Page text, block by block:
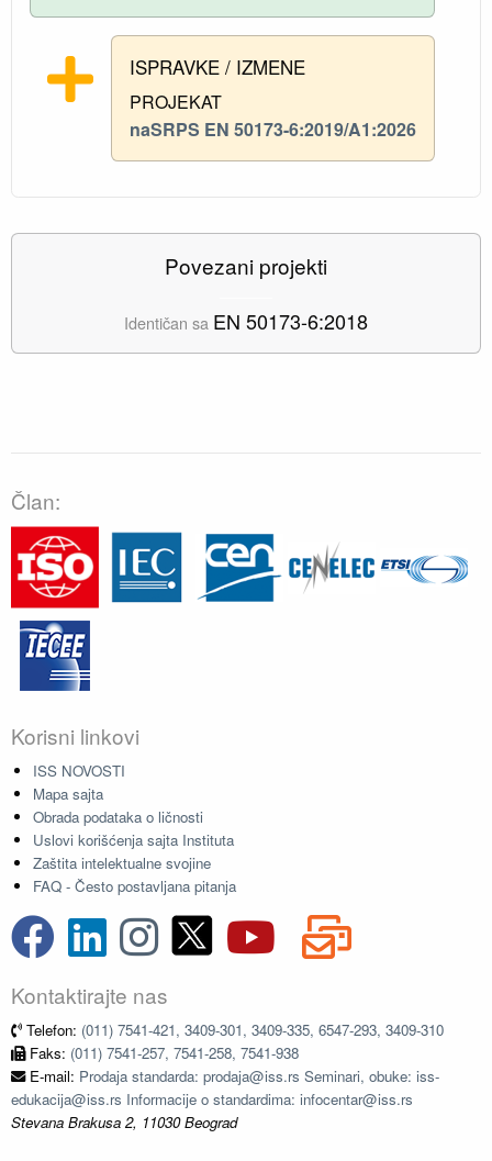
ISPRAVKE / IZMENE
PROJEKAT
naSRPS EN 50173-6:2019/A1:2026
Povezani projekti
Identičan sa EN 50173-6:2018
Član:
Korisni linkovi
ISS NOVOSTI
Mapa sajta
Obrada podataka o ličnosti
Uslovi korišćenja sajta Instituta
Zaštita intelektualne svojine
FAQ - Često postavljana pitanja
Kontaktirajte nas
Telefon: (011) 7541-421, 3409-301, 3409-335, 6547-293, 3409-310
Faks: (011) 7541-257, 7541-258, 7541-938
E-mail: Prodaja standarda: prodaja@iss.rs Seminari, obuke: iss-
edukacija@iss.rs Informacije o standardima: infocentar@iss.rs
Stevana Brakusa 2, 11030 Beograd